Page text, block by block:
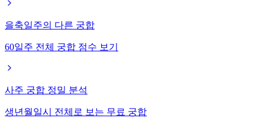
을축일주의 다른 궁합
60일주 전체 궁합 점수 보기
사주 궁합 정밀 분석
생년월일시 전체로 보는 무료 궁합